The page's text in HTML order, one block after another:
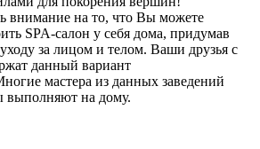
внимание на то, что Вы можете
SPA-салон у себя дома, придумав
за лицом и телом. Ваши друзья с
данный вариант
мастера из данных заведений
выполняют на дому.